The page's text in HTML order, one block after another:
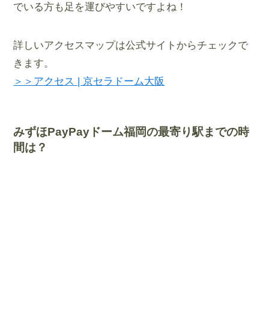
でいる方も足を運びやすいですよね！
詳しいアクセスマップは公式サイトからチェックで
きます。
＞＞アクセス | 京セラドーム大阪
みずほPayPayドーム福岡の最寄り駅までの時
間は？